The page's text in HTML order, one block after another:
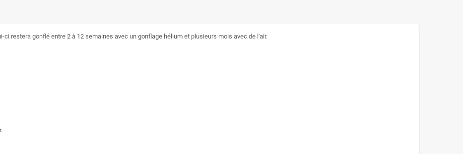
restera gonflé entre 2 à 12 semaines avec un gonflage hélium et plusieurs mois avec de l'air.